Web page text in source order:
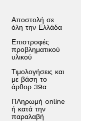
Αποστολή σε
όλη την Ελλάδα
Επιστροφές
προβληματικού
υλικού
Τιμολογήσεις και
με βάση το
άρθορ 39α
ΠΛηρωμή online
ή κατά την
παραλαβή